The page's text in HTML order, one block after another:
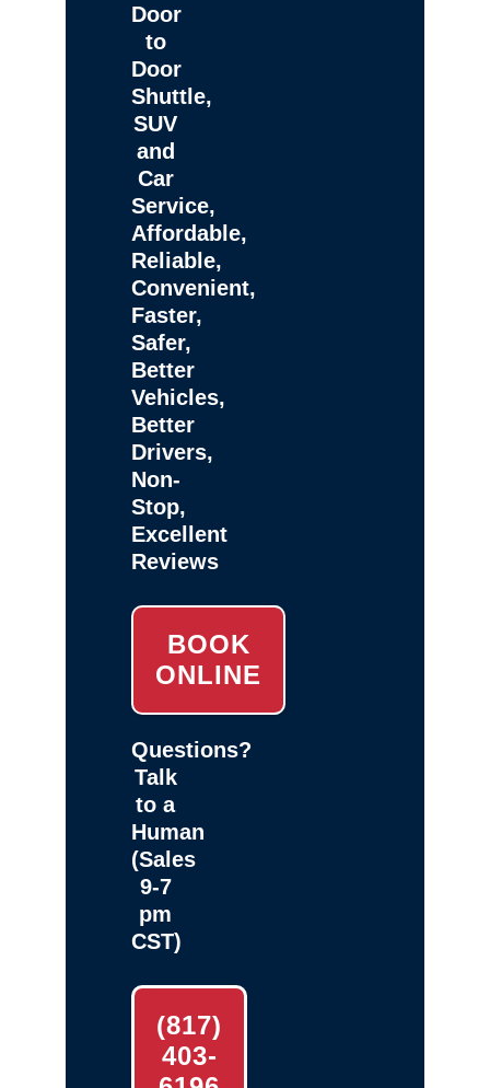
Door
to
Door
Shuttle,
SUV
and
Car
Service,
Affordable,
Reliable,
Convenient,
Faster,
Safer,
Better
Vehicles,
Better
Drivers,
Non-
Stop,
Excellent
Reviews
BOOK
ONLINE
Questions?
Talk
to a
Human
(Sales
9-7
pm
CST)
(817)
403-